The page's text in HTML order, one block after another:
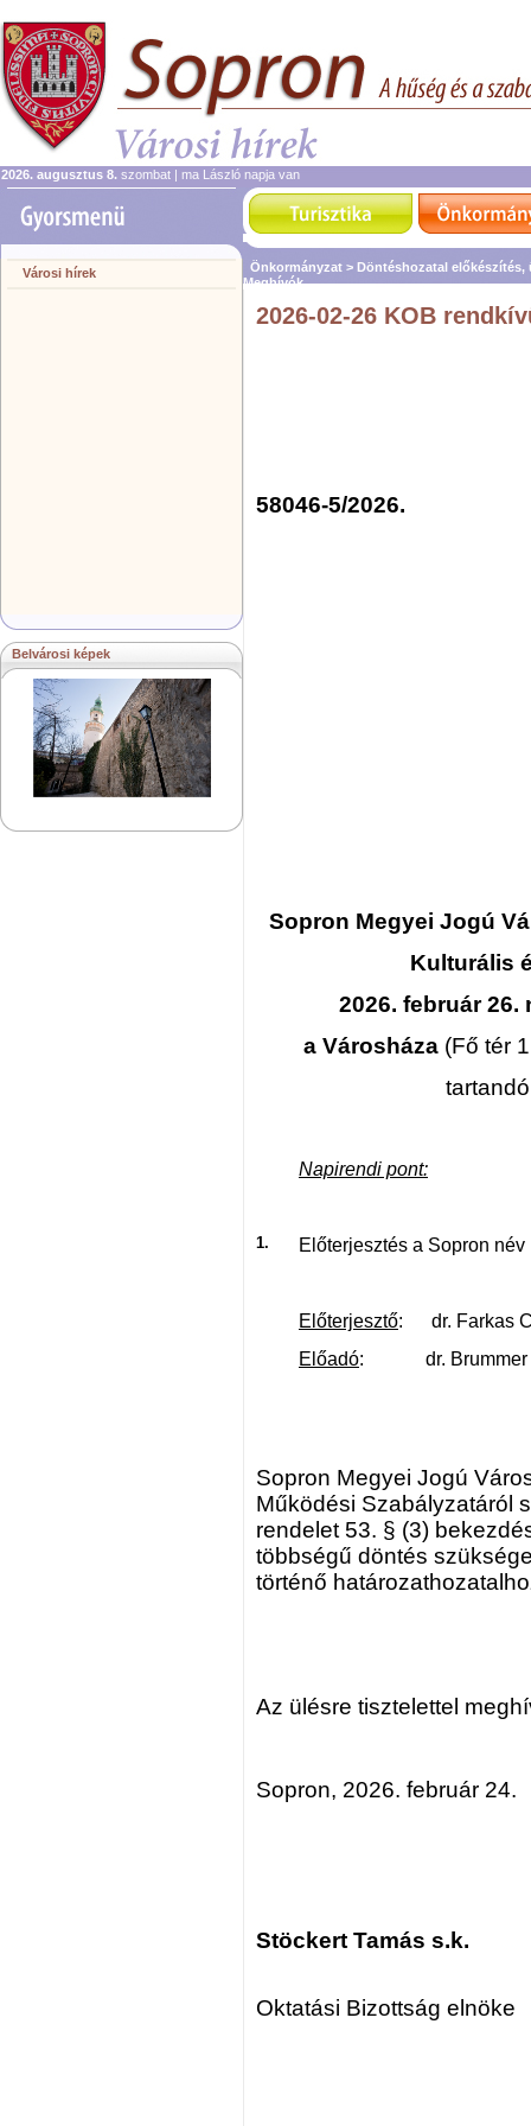
2026. augusztus 8. szombat | ma László napja van
Városi hírek
Belvárosi képek
Önkormányzat > Döntéshozatal előkészítés,
Meghívók
2026-02-26 KOB
58046-5/2026.
Sopron Megyei Jogú
Kulturális
2026. február 26.
a Városháza (Fő tér
tartandó
Napirendi pont:
1. Előterjesztés a Sopron
Előterjesztő: dr. Farkas
Előadó: dr. Brummer
Sopron Megyei Jogú
Működési Szabályzatáról
rendelet 53. § (3)
többségű döntés
történő
Az ülésre tisztelettel
Sopron, 2026. február 24.
Stöckert Tamás s.k.
Oktatási Bizottság elnöke